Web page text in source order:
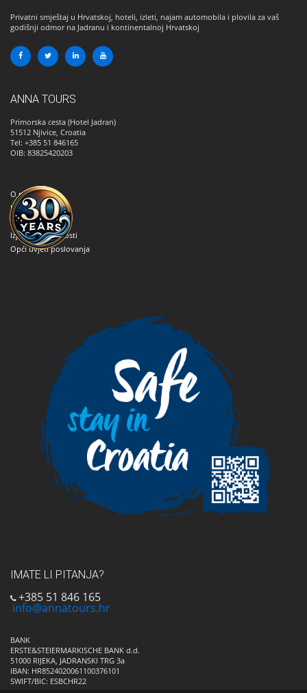
Privatni smještaj u Hrvatskoj, hoteli, izleti, najam automobila i plovila za vaš
godišnji odmor na Jadranu i kontinentalnoj Hrvatskoj
ANNA TOURS
Primorska cesta (Hotel Jadran)
51512 Njivice, Croatia
Tel: +385 51 846165
OIB: 83825420203
O nama
Kako rezervirati
Kontaktirajte nas
Izjava o privatnosti
Opći uvjeti poslovanja
IMATE LI PITANJA?
+385 51 846 165
info@annatours.hr
BANK
ERSTE&STEIERMARKISCHE BANK d.d.
51000 RIJEKA, JADRANSKI TRG 3a
IBAN: HR8524020061100376101
SWIFT/BIC: ESBCHR22